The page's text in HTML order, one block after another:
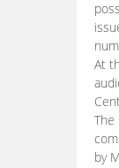
At
The
by